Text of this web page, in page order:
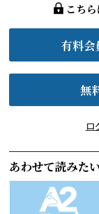
こち
有料
無
ロ
あわせて読みた